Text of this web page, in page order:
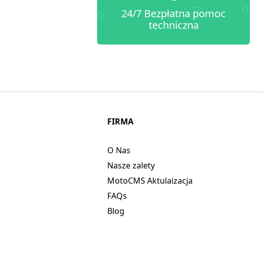
24/7 Bezpłatna pomoc
techniczna
FIRMA
O Nas
Nasze zalety
MotoCMS Aktulaizacja
FAQs
Blog